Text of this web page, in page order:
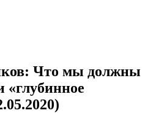
Что мы должны
«глубинное